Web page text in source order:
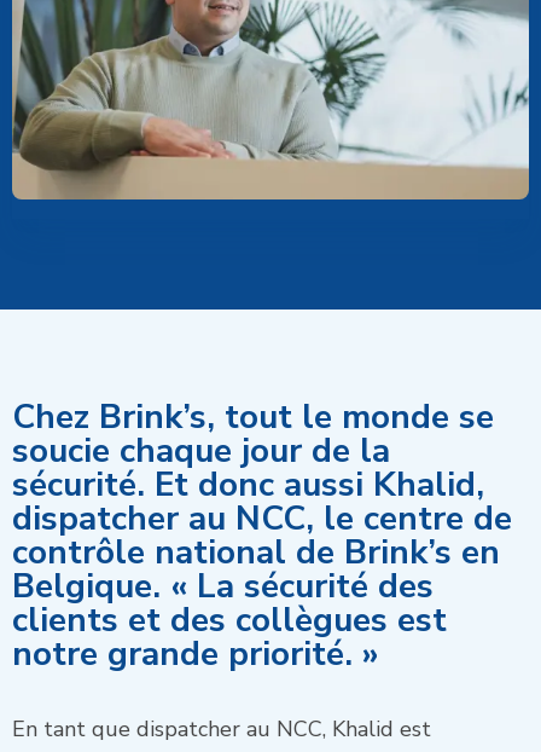
Chez Brink’s, tout le monde se
soucie chaque jour de la
sécurité. Et donc aussi Khalid,
dispatcher au NCC, le centre de
contrôle national de Brink’s en
Belgique. « La sécurité des
clients et des collègues est
notre grande priorité. »
En tant que dispatcher au NCC, Khalid est